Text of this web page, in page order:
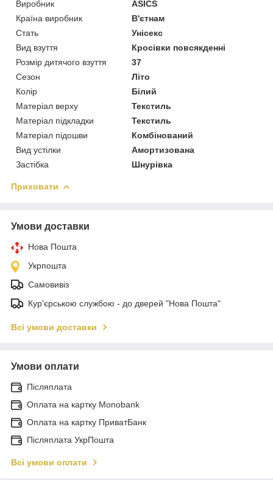
Виробник
ASICS
Країна виробник
В'єтнам
Стать
Унісекс
Вид взуття
Кросівки повсякденні
Розмір дитячого взуття
37
Сезон
Літо
Колір
Білий
Матеріал верху
Текстиль
Матеріал підкладки
Текстиль
Матеріал підошви
Комбінований
Вид устілки
Амортизована
Застібка
Шнурівка
Приховати
Умови доставки
Нова Пошта
Укрпошта
Самовивіз
Кур'єрською службою - до дверей "Нова Пошта"
Всі умови доставки
Умови оплати
Післяплата
Оплата на картку Monobank
Оплата на картку ПриватБанк
Післяплата УкрПошта
Всі умови оплати